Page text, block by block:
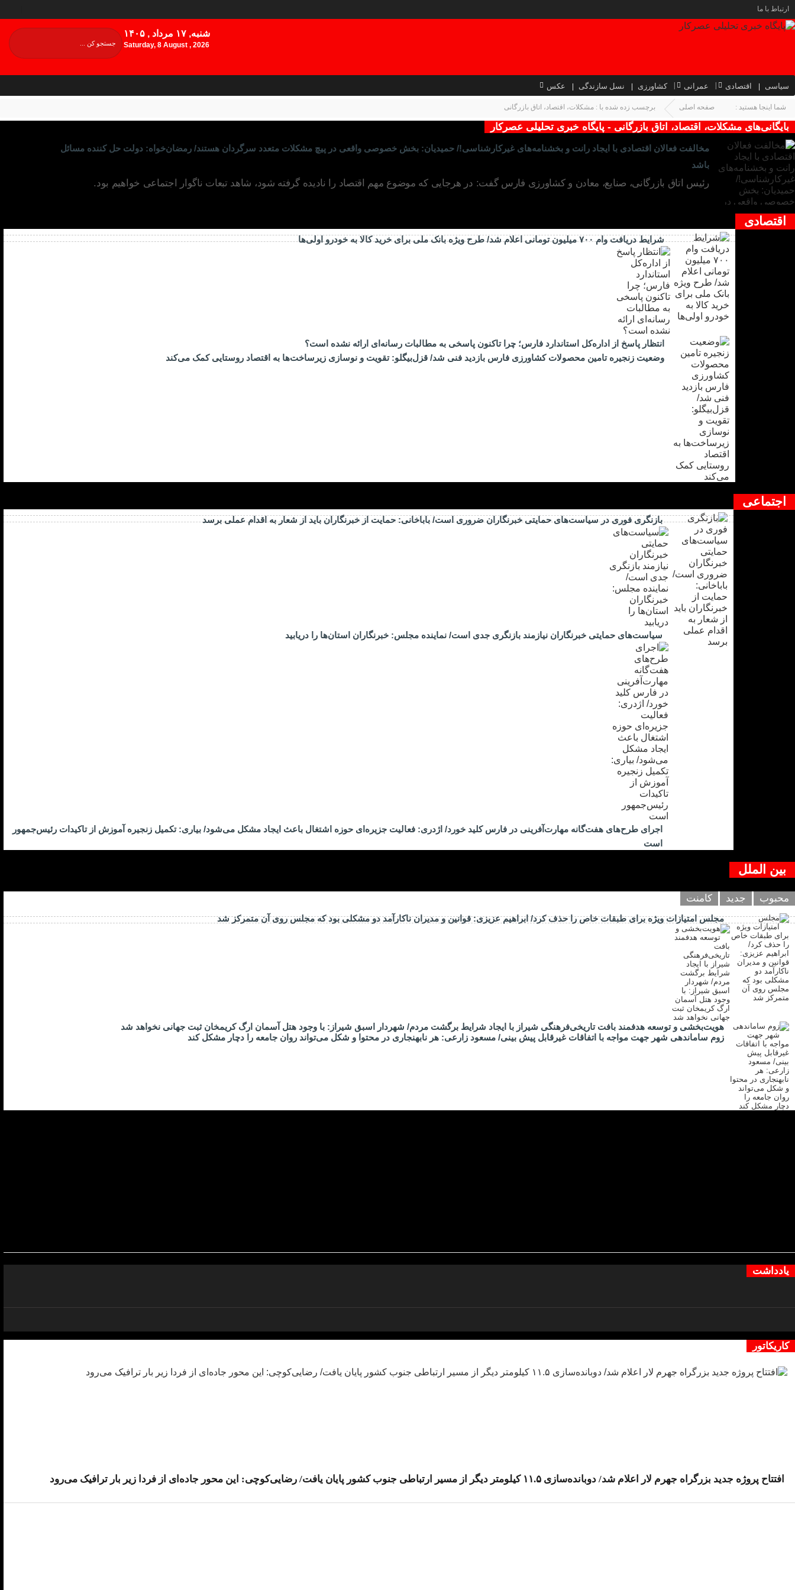
ارتباط با ما
شنبه, ۱۷ مرداد , ۱۴۰۵
Saturday, 8 August , 2026
سیاسی اقتصادی عمرانی کشاورزی نسل سازندگی عکس
شما اینجا هستید : صفحه اصلی برچسب زده شده با : مشکلات، اقتصاد، اتاق بازرگانی
بایگانی‌های مشکلات، اقتصاد، اتاق بازرگانی - پایگاه خبری تحلیلی عصرکار
مخالفت فعالان اقتصادی با ایجاد رانت و بخشنامه‌های غیرکارشناسی!/ حمیدیان: بخش خصوصی واقعی در پیچ مشکلات متعدد سرگردان هستند/ رمضان‌خواه: دولت حل کننده مسائل
باشد
رئیس اتاق بازرگانی، صنایع، معادن و کشاورزی فارس گفت: در هرجایی که موضوع مهم اقتصاد را نادیده گرفته شود، شاهد تبعات ناگوار اجتماعی خواهیم بود.
اقتصادی
شرایط دریافت وام ۷۰۰ میلیون تومانی اعلام شد/ طرح ویژه بانک ملی برای خرید کالا به خودرو اولی‌ها
انتظار پاسخ از اداره‌کل استاندارد فارس؛ چرا تاکنون پاسخی به مطالبات رسانه‌ای ارائه نشده است؟
وضعیت زنجیره تامین محصولات کشاورزی فارس بازدید فنی شد/ قزل‌بیگلو: تقویت و نوسازی زیرساخت‌ها به اقتصاد روستایی کمک می‌کند
اجتماعی
بازنگری فوری در سیاست‌های حمایتی خبرنگاران ضروری است/ باباخانی: حمایت از خبرنگاران باید از شعار به اقدام عملی برسد
سیاست‌های حمایتی خبرنگاران نیازمند بازنگری جدی است/ نماینده مجلس: خبرنگاران استان‌ها را دریابید
اجرای طرح‌های هفت‌گانه مهارت‌آفرینی در فارس کلید خورد/ اژدری: فعالیت جزیره‌‌ای حوزه اشتغال باعث ایجاد مشکل می‌شود/ بیاری: تکمیل زنجیره آموزش از تاکیدات رئیس‌جمهور
است
بین الملل
محبوب جدید کامنت
مجلس امتیازات ویژه برای طبقات خاص را حذف کرد/ ابراهیم عزیزی: قوانین و مدیران ناکارآمد دو مشکلی بود که مجلس روی آن متمرکز شد
هویت‌بخشی و توسعه هدفمند بافت تاریخی‌فرهنگی شیراز با ایجاد شرایط برگشت مردم/ شهردار اسبق شیراز: با وجود هتل آسمان ارگ کریمخان ثبت جهانی نخواهد شد
زوم ساماندهی شهر جهت مواجه با اتفاقات غیرقابل پیش بینی/ مسعود زارعی: هر نابهنجاری در محتوا و شکل می‌تواند روان جامعه را دچار مشکل کند
یادداشت
کاریکاتور
افتتاح پروژه جدید بزرگراه جهرم لار اعلام شد/ دوبانده‌سازی ۱۱.۵ کیلومتر دیگر از مسیر ارتباطی جنوب کشور پایان یافت/ رضایی‌کوچی: این محور جاده‌ای از فردا زیر بار ترافیک می‌رود